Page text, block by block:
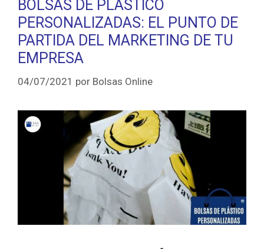
BOLSAS DE PLÁSTICO
PERSONALIZADAS: EL PUNTO DE
PARTIDA DEL MARKETING DE TU
EMPRESA
04/07/2021 por Bolsas Online